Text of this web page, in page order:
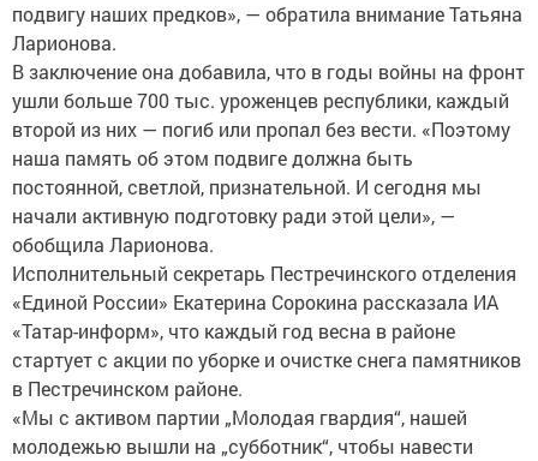
подвигу наших предков», — обратила внимание Татьяна
Ларионова.
В заключение она добавила, что в годы войны на фронт
ушли больше 700 тыс. уроженцев республики, каждый
второй из них — погиб или пропал без вести. «Поэтому
наша память об этом подвиге должна быть
постоянной, светлой, признательной. И сегодня мы
начали активную подготовку ради этой цели», —
обобщила Ларионова.
Исполнительный секретарь Пестречинского отделения
«Единой России» Екатерина Сорокина рассказала ИА
«Татар-информ», что каждый год весна в районе
стартует с акции по уборке и очистке снега памятников
в Пестречинском районе.
«Мы с активом партии „Молодая гвардия“, нашей
молодежью вышли на „субботник“, чтобы навести